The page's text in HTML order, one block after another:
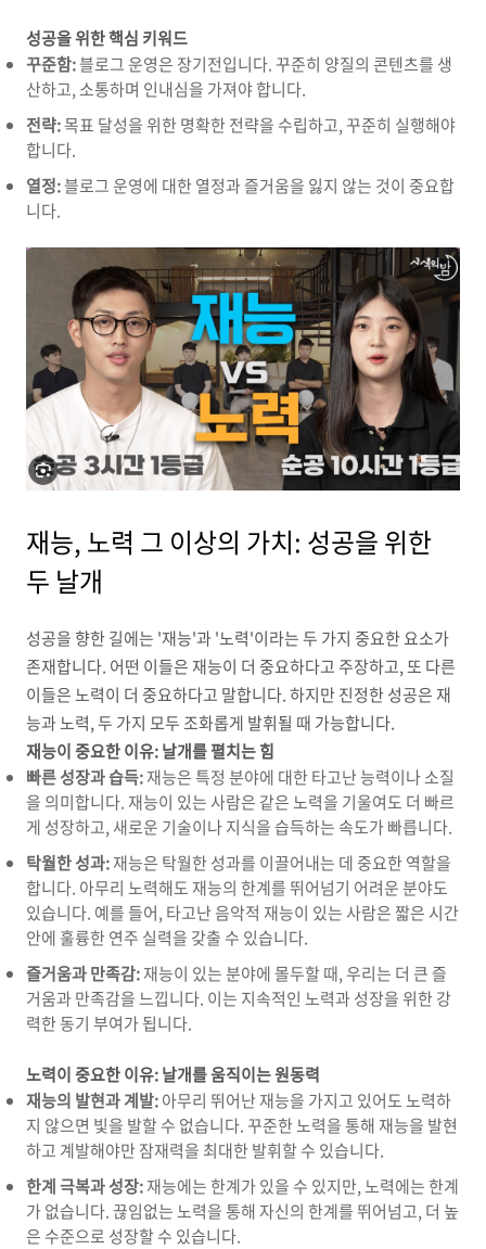
성공을 위한 핵심 키워드
꾸준함:블로그 운영은 장기전입니다. 꾸준히 양질의 콘텐츠를 생
산하고,소통하며 인내심을 가져야 합니다.
전략:목표 달성을 위한 명확한 전략을 수립하고, 꾸준히 실행해야
합니다.
열정:블로그 운영에 대한 열정과 즐거움을 잃지 않는 것이 중요합
니다.
재능, 노력 그 이상의 가치: 성공을 위한
두 날개
성공을 향한 길에는 '재능'과 '노력'이라는 두 가지 중요한 요소가
존재합니다. 어떤 이들은 재능이 더 중요하다고 주장하고,또 다른
이들은 노력이 더 중요하다고 말합니다.하지만 진정한 성공은 재
능과 노력,두 가지 모두 조화롭게 발휘될 때 가능합니다.
재능이 중요한 이유: 날개를 펼치는 힘
빠른 성장과 습득:재능은 특정 분야에 대한 타고난 능력이나 소질
을 의미합니다. 재능이 있는 사람은 같은 노력을 기울여도 더 빠르
게 성장하고, 새로운 기술이나 지식을 습득하는 속도가 빠릅니다.
탁월한 성과:재능은 탁월한 성과를 이끌어내는 데 중요한 역할을
합니다. 아무리 노력해도 재능의 한계를 뛰어넘기 어려운 분야도
있습니다. 예를 들어, 타고난 음악적 재능이 있는 사람은 짧은 시간
안에 훌륭한 연주 실력을 갖출 수 있습니다.
즐거움과 만족감:재능이 있는 분야에 몰두할 때,우리는 더 큰 즐
거움과 만족감을 느낍니다. 이는 지속적인 노력과 성장을 위한 강
력한 동기 부여가 됩니다.
노력이 중요한 이유: 날개를 움직이는 원동력
재능의 발현과 계발:아무리 뛰어난 재능을 가지고 있어도 노력하
지 않으면 빛을 발할 수 없습니다. 꾸준한 노력을 통해 재능을 발현
하고 계발해야만 잠재력을 최대한 발휘할 수 있습니다.
한계 극복과 성장:재능에는 한계가 있을 수 있지만,노력에는 한계
가 없습니다.끊임없는 노력을 통해 자신의 한계를 뛰어넘고, 더 높
은 수준으로 성장할 수 있습니다.